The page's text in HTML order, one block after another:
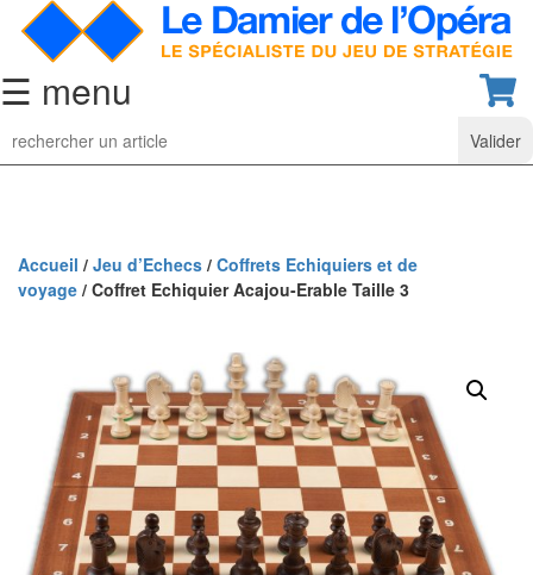
☰ menu
Jeu
d’Echecs
collection
Pièces
d’échecs
classiques
Coffrets
Echiquiers
Accueil / Jeu d’Echecs / Coffrets Echiquiers et de
voyage / Coffret Echiquier Acajou-Erable Taille 3